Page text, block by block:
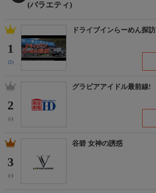
(バラエティ)
1
(2)
ドライブインらーめん探訪
2
(-)
グラビアアイドル最前線!
3
(-)
谷碧 女神の誘惑